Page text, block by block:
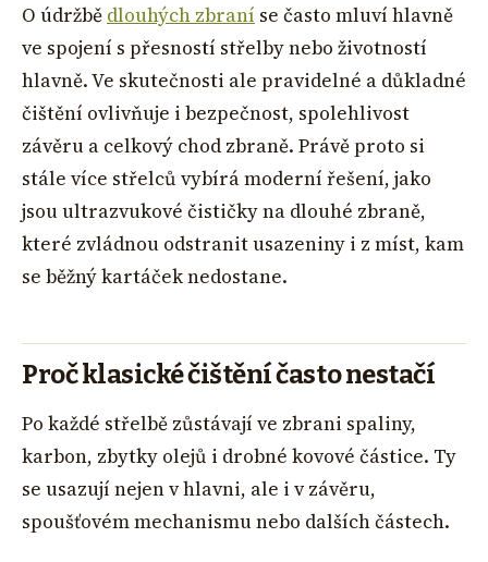
O údržbě dlouhých zbraní se často mluví hlavně
ve spojení s přesností střelby nebo životností
hlavně. Ve skutečnosti ale pravidelné a důkladné
čištění ovlivňuje i bezpečnost, spolehlivost
závěru a celkový chod zbraně. Právě proto si
stále více střelců vybírá moderní řešení, jako
jsou ultrazvukové čističky na dlouhé zbraně,
které zvládnou odstranit usazeniny i z míst, kam
se běžný kartáček nedostane.
Proč klasické čištění často nestačí
Po každé střelbě zůstávají ve zbrani spaliny,
karbon, zbytky olejů i drobné kovové částice. Ty
se usazují nejen v hlavni, ale i v závěru,
spoušťovém mechanismu nebo dalších částech.